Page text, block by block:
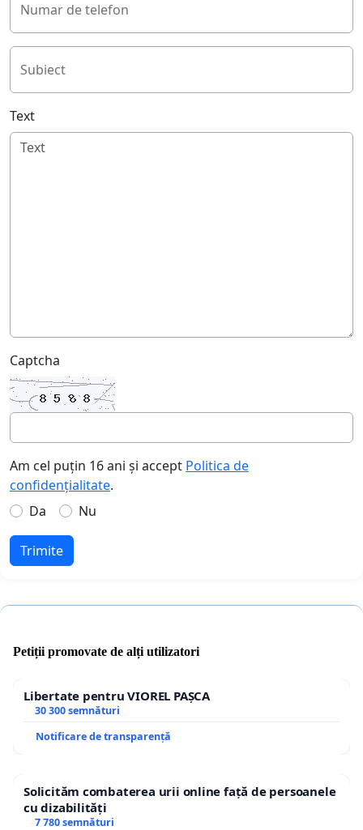
Numar de telefon
Subiect
Text
Captcha
Am cel puțin 16 ani și accept Politica de
confidențialitate.
Da
Nu
Trimite
Petiții promovate de alți utilizatori
Libertate pentru VIOREL PAȘCA
30 300 semnături
Notificare de transparență
Solicităm combaterea urii online față de persoanele
cu dizabilități
7 780 semnături